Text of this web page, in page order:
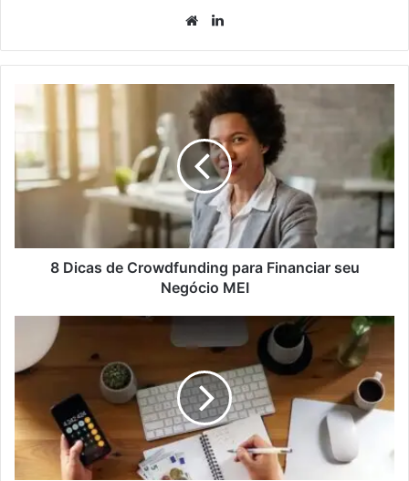
8 Dicas de Crowdfunding para Financiar seu
Negócio MEI